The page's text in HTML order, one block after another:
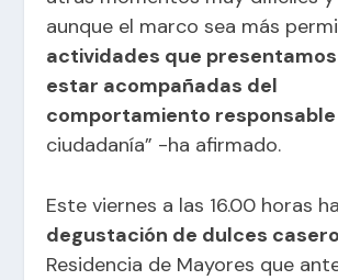
aunque el marco sea más
actividades que
estar acompañadas del
comportamiento responsable
ciudadanía” -ha afirmado.
Este viernes a las 16.00 horas
degustación de dulces
Residencia de Mayores que